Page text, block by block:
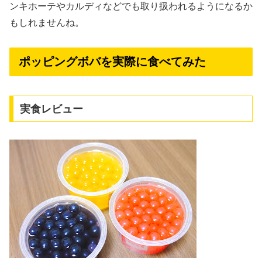
ンキホーテやカルディなどでも取り扱われるようになるか
もしれませんね。
ポッピングボバを実際に食べてみた
実食レビュー